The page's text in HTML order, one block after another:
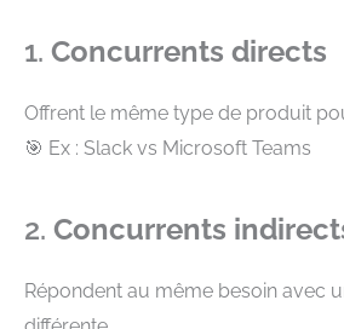
1. Concurrents directs
Offrent le même type de produit
🎯 Ex : Slack vs Microsoft Teams
2. Concurrents
Répondent au même besoin avec